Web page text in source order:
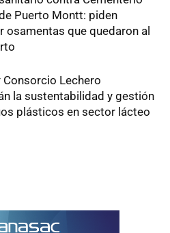
Puerto Montt: piden
osamentas que quedaron al
Consorcio Lechero
la sustentabilidad y gestión
plásticos en sector lácteo